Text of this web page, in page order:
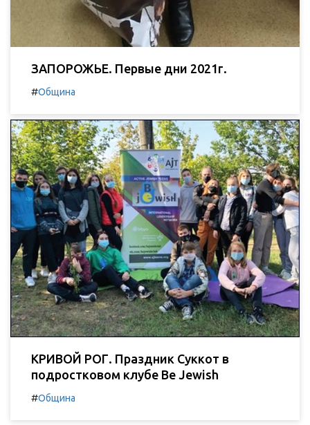
ЗАПОРОЖЬЕ. Первые дни 2021г.
#Община
КРИВОЙ РОГ. Праздник Суккот в
подростковом клубе Be Jewish
#Община